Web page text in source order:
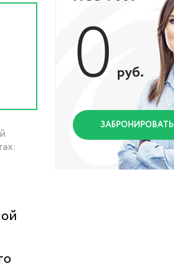
0 руб.
ЗАБРОНИРОВАТЬ